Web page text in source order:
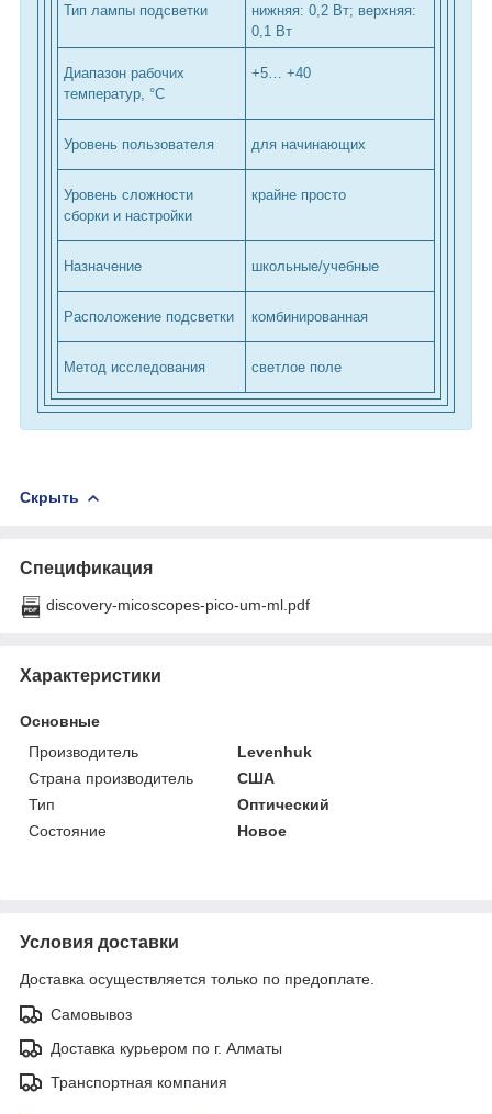
Тип лампы подсветки
нижняя: 0,2 Вт; верхняя:
0,1 Вт
Диапазон рабочих
температур, °С
+5… +40
Уровень пользователя для начинающих
Уровень сложности
сборки и настройки
крайне просто
Назначение школьные/учебные
Расположение подсветки комбинированная
Метод исследования светлое поле
Скрыть
Спецификация
discovery-micoscopes-pico-um-ml.pdf
Характеристики
Основные
Производитель
Levenhuk
Страна производитель
США
Тип
Оптический
Состояние
Новое
Условия доставки
Доставка осуществляется только по предоплате.
Самовывоз
Доставка курьером по г. Алматы
Транспортная компания